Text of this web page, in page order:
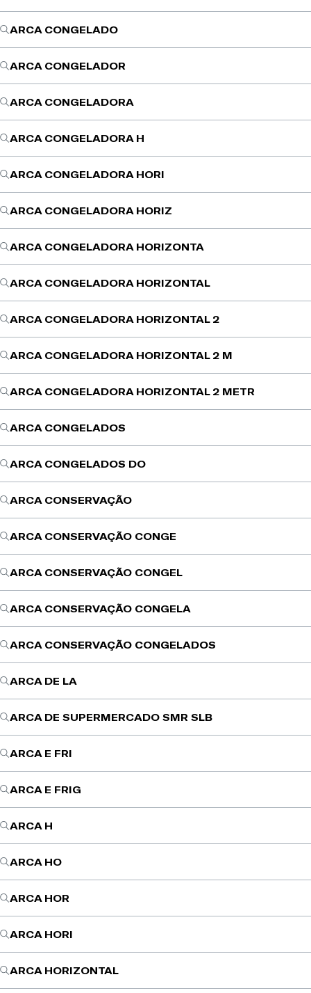
ARCA CONGELADO
ARCA CONGELADOR
ARCA CONGELADORA
ARCA CONGELADORA H
ARCA CONGELADORA HORI
ARCA CONGELADORA HORIZ
ARCA CONGELADORA HORIZONTA
ARCA CONGELADORA HORIZONTAL
ARCA CONGELADORA HORIZONTAL 2
ARCA CONGELADORA HORIZONTAL 2 M
ARCA CONGELADORA HORIZONTAL 2 METR
ARCA CONGELADOS
ARCA CONGELADOS DO
ARCA CONSERVAÇÃO
ARCA CONSERVAÇÃO CONGE
ARCA CONSERVAÇÃO CONGEL
ARCA CONSERVAÇÃO CONGELA
ARCA CONSERVAÇÃO CONGELADOS
ARCA DE LA
ARCA DE SUPERMERCADO SMR SLB
ARCA E FRI
ARCA E FRIG
ARCA H
ARCA HO
ARCA HOR
ARCA HORI
ARCA HORIZONTAL